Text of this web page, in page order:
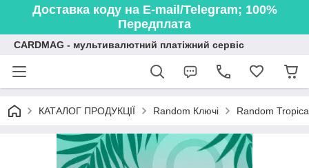
Доставка коду на E-mail/Telegram; 100%
Передплата
CARDMAG - мультивалютний платіжний сервіс
КАТАЛОГ ПРОДУКЦІЇ Random Ключі Random